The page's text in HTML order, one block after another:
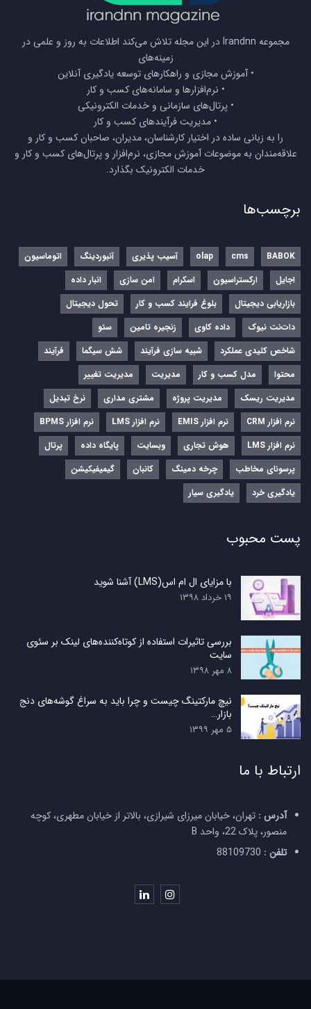
مجموعه Irandnn در این مجله تلاش می‌کند اطلاعات به روز و علمی در
زمینه‌های
• آموزش مجازی و راهکارهای توسعه یادگیری آنلاین
• نرم‌افزارها و سامانه‌های کسب و کار
• پرتال‌های سازمانی و خدمات الکترونیکی
• مدیریت فرآیندهای کسب و کار
را به زبانی ساده در اختیار کارشناسان، مدیران، صاحبان کسب و کار و
علاقه‌مندان به موضوعات آموزش مجازی، نرم‌افزار و پرتال‌های کسب و کار و
خدمات الکترونیک بگذارد.
برچسب‌ها
BABOK
cms
olap آسیب پذیری آنبوردینگ
اتوماسیون
اجایل
ارکستراسیون اسکرام امن سازی
انبار داده
بازاریابی دیجیتال
بلوغ فرایند کسب و کار
تحول دیجیتال
دات‌نت نیوک
داده کاوی زنجیره تامین
سئو
شاخص کلیدی عملکرد
شبیه سازی فرآیند شش سیگما
فرآیند
محتوا
مدل کسب و کار مدیریت
مدیریت تغییر
مدیریت ریسک
مدیریت پروژه مشتری مداری
نرخ تبدیل
نرم‌ افزار CRM
نرم‌ افزار EMIS نرم‌ افزار LMS
نرم افزار BPMS
نرم افزار LMS
هوش تجاری وبسایت پایگاه داده
پرتال
پرسونای مخاطب
چرخه دمینگ کانبان
گیمیفیکیشن
یادگیری خرد
یادگیری سیار
پست محبوب
با مزایای ال ام اس(LMS) آشنا شوید
۱۹ خرداد ۱۳۹۸
بررسی تاثیرات استفاده از کوتاه‌کننده‌های لینک بر سئوی
سایت
۸ مهر ۱۳۹۸
نیچ مارکتینگ چیست و چرا باید به سراغ گوشه‌های دنج
بازار…
۵ مهر ۱۳۹۹
ارتباط با ما
آدرس : تهران، خیابان میرزای شیرازی، بالاتر از خیابان مطهری، کوچه
منصور، پلاک 22، واحد B
تلفن :